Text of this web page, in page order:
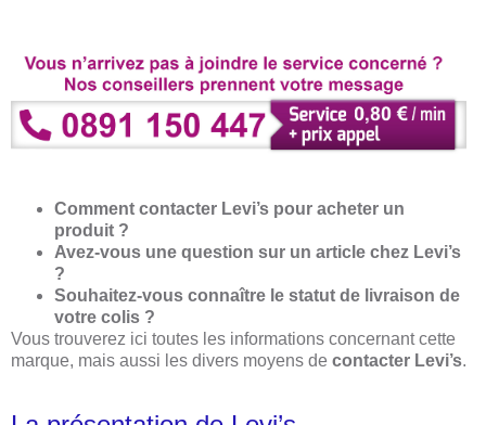
Comment contacter Levi’s pour acheter un
produit ?
Avez-vous une question sur un article chez Levi’s
?
Souhaitez-vous connaître le statut de livraison de
votre colis ?
Vous trouverez ici toutes les informations concernant cette
marque, mais aussi les divers moyens de contacter Levi’s.